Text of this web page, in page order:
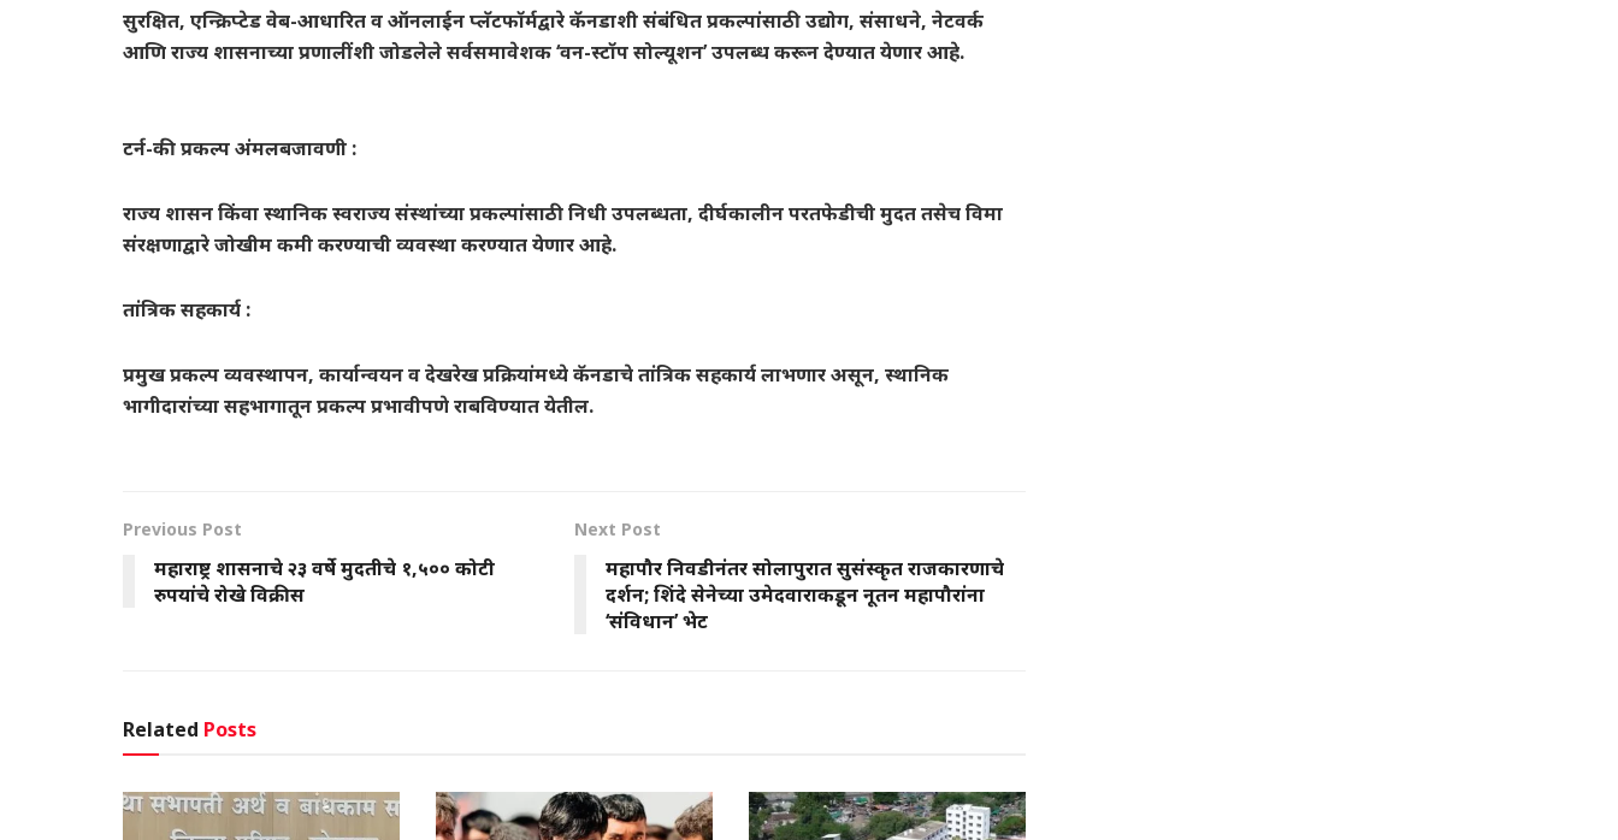
सुरक्षित, एन्क्रिप्टेड वेब-आधारित व ऑनलाईन प्लॅटफॉर्मद्वारे कॅनडाशी संबंधित प्रकल्पांसाठी उद्योग, संसाधने, नेटवर्क
आणि राज्य शासनाच्या प्रणालींशी जोडलेले सर्वसमावेशक ‘वन-स्टॉप सोल्यूशन’ उपलब्ध करून देण्यात येणार आहे.
टर्न-की प्रकल्प अंमलबजावणी :
राज्य शासन किंवा स्थानिक स्वराज्य संस्थांच्या प्रकल्पांसाठी निधी उपलब्धता, दीर्घकालीन परतफेडीची मुदत तसेच विमा
संरक्षणाद्वारे जोखीम कमी करण्याची व्यवस्था करण्यात येणार आहे.
तांत्रिक सहकार्य :
प्रमुख प्रकल्प व्यवस्थापन, कार्यान्वयन व देखरेख प्रक्रियांमध्ये कॅनडाचे तांत्रिक सहकार्य लाभणार असून, स्थानिक
भागीदारांच्या सहभागातून प्रकल्प प्रभावीपणे राबविण्यात येतील.
Previous Post
महाराष्ट्र शासनाचे २३ वर्षे मुदतीचे १,५०० कोटी
रुपयांचे रोखे विक्रीस
Next Post
महापौर निवडीनंतर सोलापुरात सुसंस्कृत राजकारणाचे
दर्शन; शिंदे सेनेच्या उमेदवाराकडून नूतन महापौरांना
‘संविधान’ भेट
Related Posts